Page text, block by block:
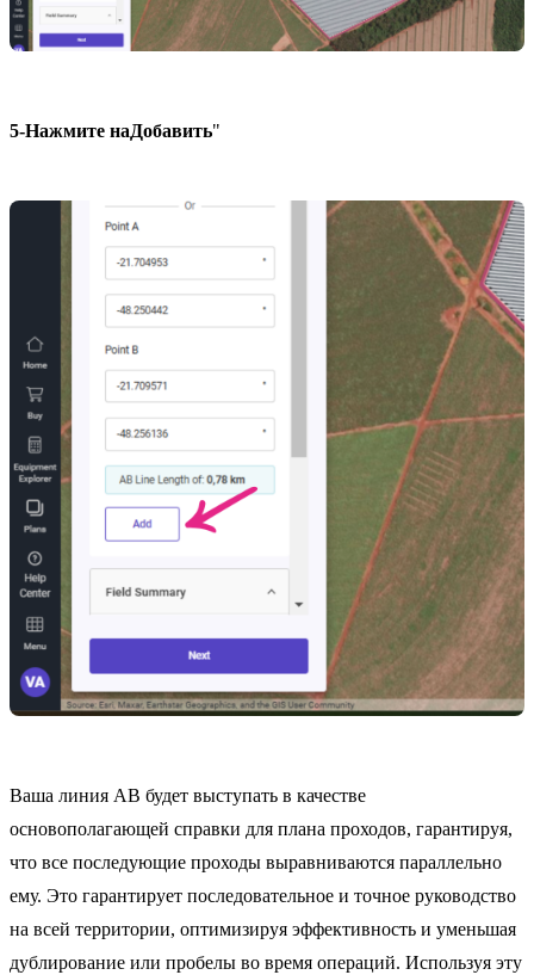
5-Нажмите наДобавить"
Ваша линия AB будет выступать в качестве
основополагающей справки для плана проходов, гарантируя,
что все последующие проходы выравниваются параллельно
ему. Это гарантирует последовательное и точное руководство
на всей территории, оптимизируя эффективность и уменьшая
дублирование или пробелы во время операций. Используя эту